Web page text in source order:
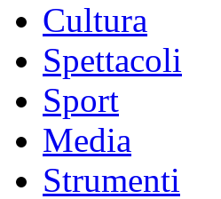
Cultura
Spettacoli
Sport
Media
Strumenti